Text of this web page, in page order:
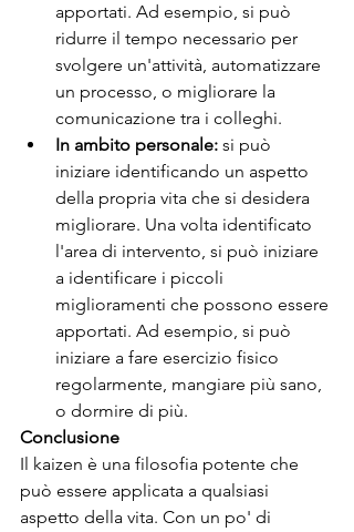
apportati. Ad esempio, si può
ridurre il tempo necessario per
svolgere un'attività, automatizzare
un processo, o migliorare la
comunicazione tra i colleghi.
In ambito personale: si può
iniziare identificando un aspetto
della propria vita che si desidera
migliorare. Una volta identificato
l'area di intervento, si può iniziare
a identificare i piccoli
miglioramenti che possono essere
apportati. Ad esempio, si può
iniziare a fare esercizio fisico
regolarmente, mangiare più sano,
o dormire di più.
Conclusione
Il kaizen è una filosofia potente che
può essere applicata a qualsiasi
aspetto della vita. Con un po' di